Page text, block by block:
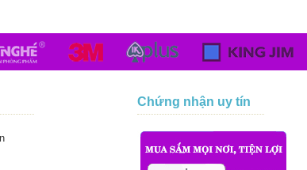
Chứng nhận uy tín